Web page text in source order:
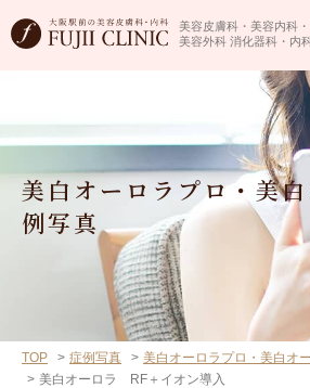
美容皮膚科・美容内科・
美容外科 消化器科・内
美白オーロラプロ・美
例写真
TOP 症例写真
美白オーロラプロ・美白オ
美白オーロラ RF＋イオン導入